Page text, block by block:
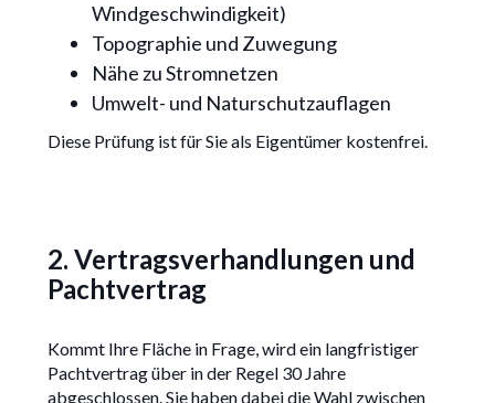
Windgeschwindigkeit)
Topographie und Zuwegung
Nähe zu Stromnetzen
Umwelt- und Naturschutzauflagen
Diese Prüfung ist für Sie als Eigentümer kostenfrei.
2. Vertragsverhandlungen und
Pachtvertrag
Kommt Ihre Fläche in Frage, wird ein langfristiger
Pachtvertrag über in der Regel 30 Jahre
abgeschlossen. Sie haben dabei die Wahl zwischen